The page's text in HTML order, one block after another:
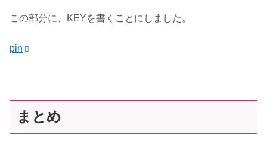
この部分に、KEYを書くことにしました。
pin
まとめ